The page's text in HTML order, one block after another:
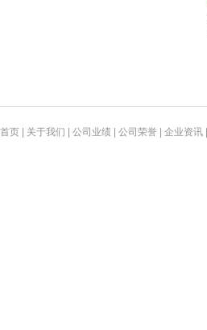
首页 关于我们 公司业绩 公司荣誉 企业资讯